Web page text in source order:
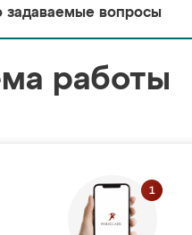
задаваемые вопросы
работы